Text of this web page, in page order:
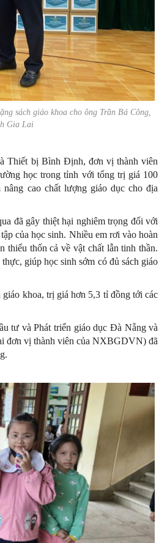
sách giáo khoa cho ông Trần Bá Công,
Gia Lai
Thiết bị Bình Định, đơn vị thành viên
học trong tỉnh với tổng trị giá 100
cao chất lượng giáo dục cho địa
đã gây thiệt hại nghiêm trọng đối với
của học sinh. Nhiều em rơi vào hoàn
thiếu thốn cả về vật chất lẫn tinh thần.
giúp học sinh sớm có đủ sách giáo
khoa, trị giá hơn 5,3 tỉ đồng tới các
tư và Phát triển giáo dục Đà Nẵng và
đơn vị thành viên của NXBGDVN) đã